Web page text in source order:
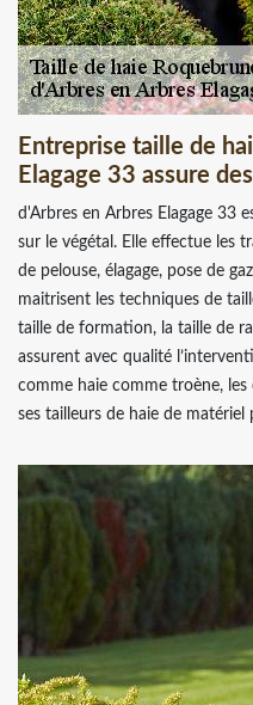
Entreprise taille de
Elagage 33 assure
d'Arbres en Arbres Elagage 33
sur le végétal. Elle effectue les
de pelouse, élagage, pose de
maitrisent les techniques de
taille de formation, la taille de
assurent avec qualité
comme haie comme troène, les
ses tailleurs de haie de matériel